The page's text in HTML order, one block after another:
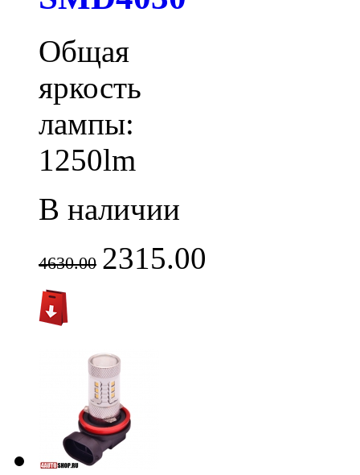
Общая
яркость
лампы:
1250lm
В наличии
4630.00 2315.00